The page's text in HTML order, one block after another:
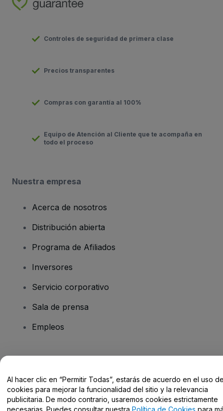
Controles de seguridad de primera clase
Precios transparentes
Compras con garantía al 100%
Equipo de Atención al Cliente que te acompaña en
todo el proceso
Nuestra empresa
Acerca de nosotros
Distribución abierta
Programa de Afiliados
Inversores
Servicio corporativo
Sala de prensa
Empleos
Centro de Ayuda / Contacto
Al hacer clic en “Permitir Todas”, estarás de acuerdo en el uso
cookies para mejorar la funcionalidad del sitio y la relevancia
publicitaria. De modo contrario, usaremos cookies estrictamente
necesarias. Puedes consultar nuestra Política de Cookies para